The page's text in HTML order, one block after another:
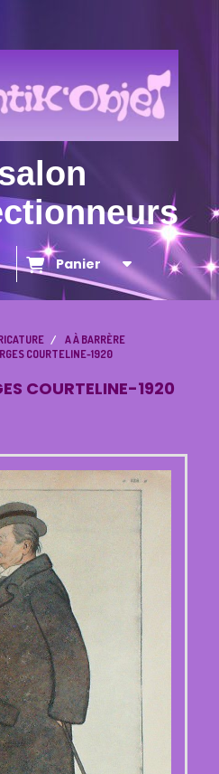
Panier
A À BARRÈRE
COURTELINE-1920
COURTELINE-1920